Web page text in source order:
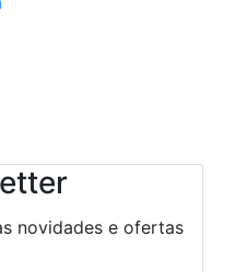
novidades e ofertas